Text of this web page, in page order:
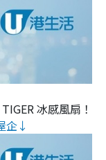
冰感風扇！
企↓